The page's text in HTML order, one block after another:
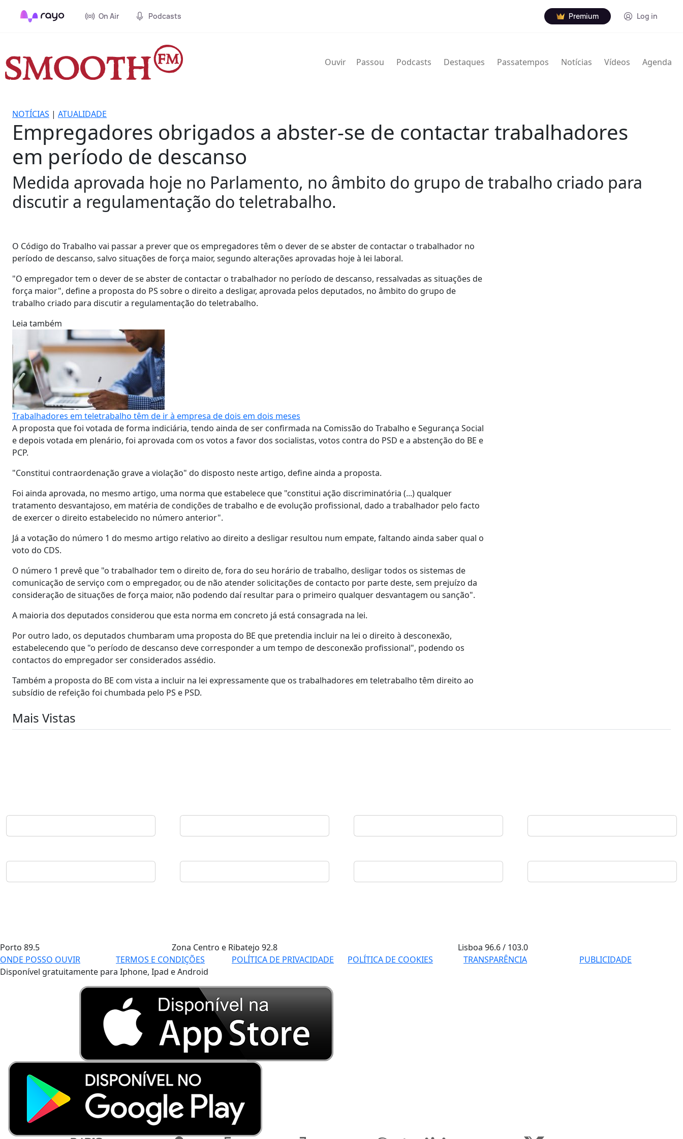
On Air Podcasts Premium Log in
Ouvir Passou Podcasts Destaques Passatempos Notícias Vídeos Agenda
NOTÍCIAS | ATUALIDADE
Empregadores obrigados a abster-se de contactar trabalhadores
em período de descanso
Medida aprovada hoje no Parlamento, no âmbito do grupo de trabalho criado para
discutir a regulamentação do teletrabalho.
O Código do Trabalho vai passar a prever que os empregadores têm o dever de se abster de contactar o trabalhador no
período de descanso, salvo situações de força maior, segundo alterações aprovadas hoje à lei laboral.
"O empregador tem o dever de se abster de contactar o trabalhador no período de descanso, ressalvadas as situações de
força maior", define a proposta do PS sobre o direito a desligar, aprovada pelos deputados, no âmbito do grupo de
trabalho criado para discutir a regulamentação do teletrabalho.
Leia também
Trabalhadores em teletrabalho têm de ir à empresa de dois em dois meses
A proposta que foi votada de forma indiciária, tendo ainda de ser confirmada na Comissão do Trabalho e Segurança Social
e depois votada em plenário, foi aprovada com os votos a favor dos socialistas, votos contra do PSD e a abstenção do BE e
PCP.
"Constitui contraordenação grave a violação" do disposto neste artigo, define ainda a proposta.
Foi ainda aprovada, no mesmo artigo, uma norma que estabelece que "constitui ação discriminatória (...) qualquer
tratamento desvantajoso, em matéria de condições de trabalho e de evolução profissional, dado a trabalhador pelo facto
de exercer o direito estabelecido no número anterior".
Já a votação do número 1 do mesmo artigo relativo ao direito a desligar resultou num empate, faltando ainda saber qual o
voto do CDS.
O número 1 prevê que "o trabalhador tem o direito de, fora do seu horário de trabalho, desligar todos os sistemas de
comunicação de serviço com o empregador, ou de não atender solicitações de contacto por parte deste, sem prejuízo da
consideração de situações de força maior, não podendo daí resultar para o primeiro qualquer desvantagem ou sanção".
A maioria dos deputados considerou que esta norma em concreto já está consagrada na lei.
Por outro lado, os deputados chumbaram uma proposta do BE que pretendia incluir na lei o direito à desconexão,
estabelecendo que "o período de descanso deve corresponder a um tempo de desconexão profissional", podendo os
contactos do empregador ser considerados assédio.
Também a proposta do BE com vista a incluir na lei expressamente que os trabalhadores em teletrabalho têm direito ao
subsídio de refeição foi chumbada pelo PS e PSD.
Mais Vistas
Porto 89.5 Zona Centro e Ribatejo 92.8 Lisboa96.6 / 103.0
ONDE POSSO OUVIR
TERMOS E CONDIÇÕES POLÍTICA DE PRIVACIDADE POLÍTICA DE COOKIES TRANSPARÊNCIA
PUBLICIDADE
Disponível gratuitamente para Iphone, Ipad e Android